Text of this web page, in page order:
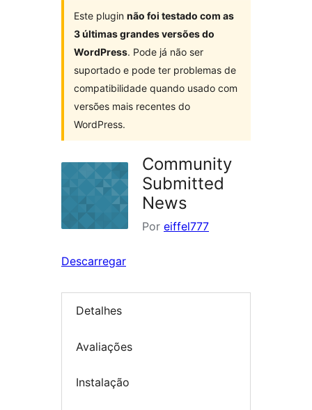
Este plugin não foi testado com as
3 últimas grandes versões do
WordPress. Pode já não ser
suportado e pode ter problemas de
compatibilidade quando usado com
versões mais recentes do
WordPress.
Community
Submitted
News
Por eiffel777
Descarregar
Detalhes
Avaliações
Instalação